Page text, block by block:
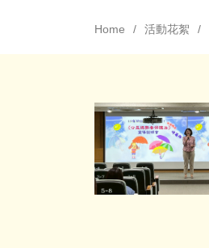
Home 活動花絮